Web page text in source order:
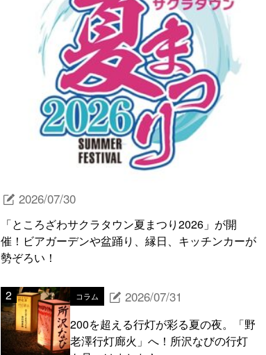
2026/07/30
「ところざわサクラタウン夏まつり2026」が開
催！ビアガーデンや盆踊り、縁日、キッチンカーが
勢ぞろい！
コラム 2026/07/31
200を超える行灯が彩る夏の夜。「野
老澤行灯廊火」へ！所沢なびの行灯